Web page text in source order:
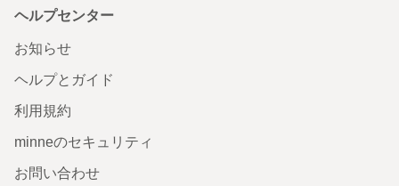
ヘルプセンター
お知らせ
ヘルプとガイド
利用規約
minneのセキュリティ
お問い合わせ